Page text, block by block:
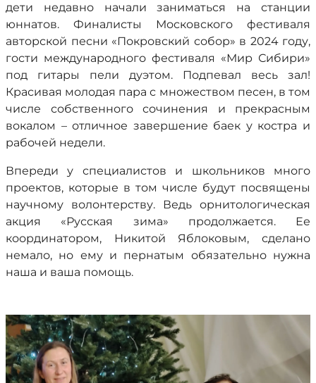
дети недавно начали заниматься на станции
юннатов. Финалисты Московского фестиваля
авторской песни «Покровский собор» в 2024 году,
гости международного фестиваля «Мир Сибири»
под гитары пели дуэтом. Подпевал весь зал!
Красивая молодая пара с множеством песен, в том
числе собственного сочинения и прекрасным
вокалом – отличное завершение баек у костра и
рабочей недели.
Впереди у специалистов и школьников много
проектов, которые в том числе будут посвящены
научному волонтерству. Ведь орнитологическая
акция «Русская зима» продолжается. Ее
координатором, Никитой Яблоковым, сделано
немало, но ему и пернатым обязательно нужна
наша и ваша помощь.